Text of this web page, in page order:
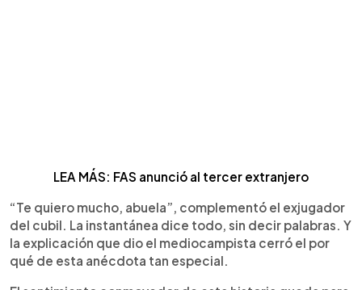
LEA MÁS: FAS anunció al tercer extranjero
“Te quiero mucho, abuela”, complementó el exjugador
del cubil. La instantánea dice todo, sin decir palabras. Y
la explicación que dio el mediocampista cerró el por
qué de esta anécdota tan especial.